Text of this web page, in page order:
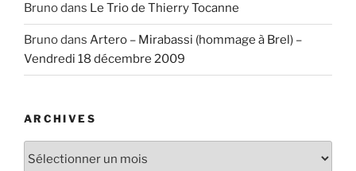
Brunodans Le Trio de Thierry Tocanne
Brunodans Artero – Mirabassi (hommage à Brel) –
Vendredi 18 décembre 2009
ARCHIVES